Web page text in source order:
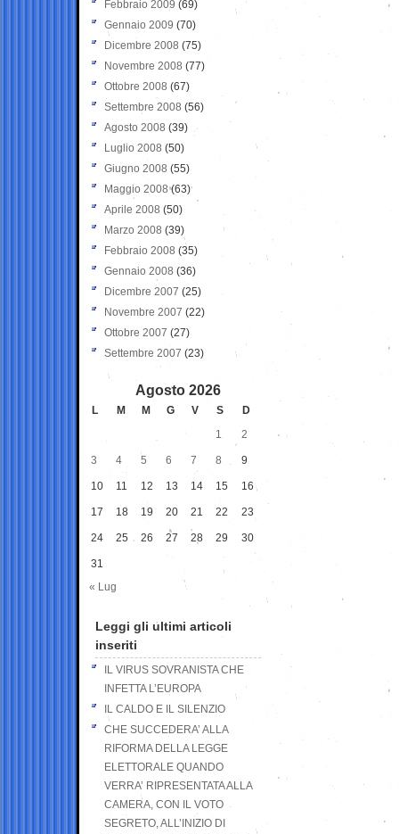
Febbraio 2009 (69)
Gennaio 2009 (70)
Dicembre 2008 (75)
Novembre 2008 (77)
Ottobre 2008 (67)
Settembre 2008 (56)
Agosto 2008 (39)
Luglio 2008 (50)
Giugno 2008 (55)
Maggio 2008(63)
Aprile 2008 (50)
Marzo 2008 (39)
Febbraio 2008 (35)
Gennaio 2008 (36)
Dicembre 2007 (25)
Novembre 2007 (22)
Ottobre 2007 (27)
Settembre 2007 (23)
Agosto 2026
L M M G V S
D
1
2
3 4 5 6 7 8 9
10 11 12 13 14 15 16
17 18 19 20 21 22 23
24 25 26 27 28 29 30
31
« Lug
Leggi gli ultimi articoli
inseriti
IL VIRUS SOVRANISTA CHE
INFETTA L’EUROPA
IL CALDO E IL SILENZIO
CHE SUCCEDERA’ ALLA
RIFORMA DELLA LEGGE
ELETTORALE QUANDO
VERRA’ RIPRESENTATA ALLA
CAMERA, CON IL VOTO
SEGRETO, ALL’INIZIO DI